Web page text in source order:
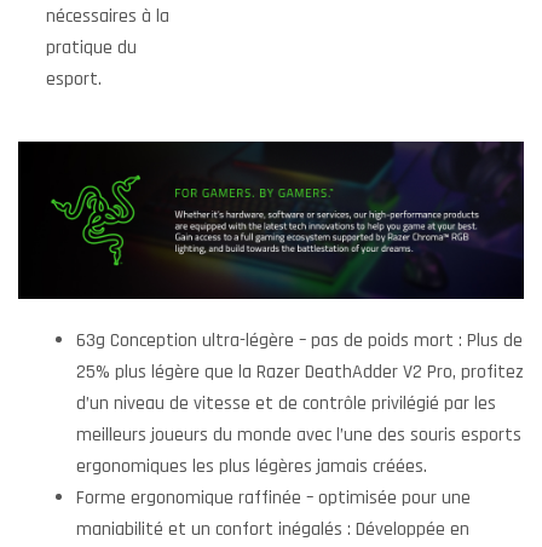
nécessaires à la
pratique du
esport.
63g Conception ultra-légère – pas de poids mort : Plus de
25% plus légère que la Razer DeathAdder V2 Pro, profitez
d’un niveau de vitesse et de contrôle privilégié par les
meilleurs joueurs du monde avec l’une des souris esports
ergonomiques les plus légères jamais créées.
Forme ergonomique raffinée – optimisée pour une
maniabilité et un confort inégalés : Développée en